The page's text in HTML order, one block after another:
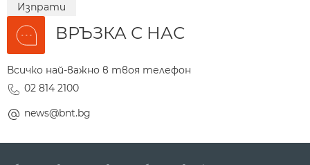
Изпрати
ВРЪЗКА С НАС
Всичко най-важно в твоя телефон
02 814 2100
news@bnt.bg